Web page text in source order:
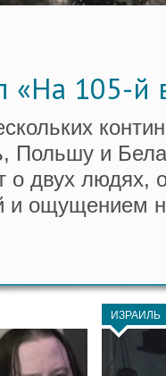
«На 105-й
Польшу и
о двух людях,
и ощущением
ИЗРАИЛЬ